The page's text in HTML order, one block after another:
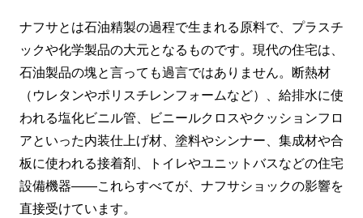
ナフサとは石油精製の過程で生まれる原料で、プラスチ
ックや化学製品の大元となるものです。現代の住宅は、
石油製品の塊と言っても過言ではありません。断熱材
（ウレタンやポリスチレンフォームなど）、給排水に使
われる塩化ビニル管、ビニールクロスやクッションフロ
アといった内装仕上げ材、塗料やシンナー、集成材や合
板に使われる接着剤、トイレやユニットバスなどの住宅
設備機器――これらすべてが、ナフサショックの影響を
直接受けています。